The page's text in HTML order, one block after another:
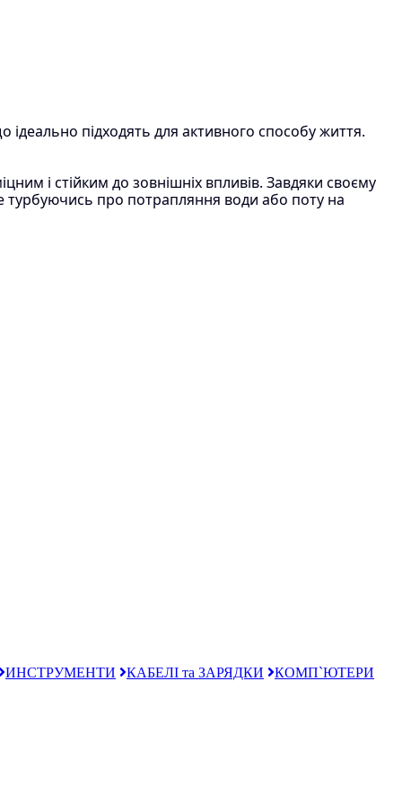
підходять для активного способу життя.
і стійким до зовнішніх впливів. Завдяки своєму
турбуючись про потрапляння води або поту на
ИНСТРУМЕНТИ КАБЕЛІ та ЗАРЯДКИ
КОМП`ЮТЕРИ